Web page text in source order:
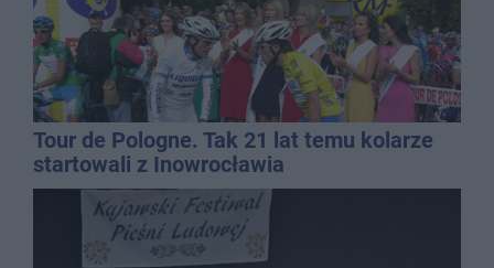
Tour de Pologne. Tak 21 lat temu kolarze
startowali z Inowrocławia